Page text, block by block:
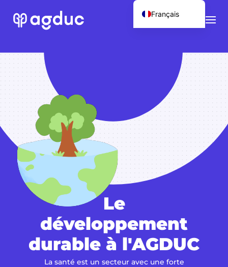
Le
développement
durable à l'AGDUC
La santé est un secteur avec une forte
Français
English (UK)